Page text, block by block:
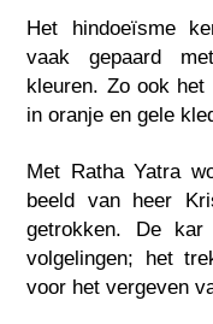
Het hindoeïsme
vaak gepaard
kleuren. Zo ook het
in oranje en gele
Met Ratha Yatra
beeld van heer
getrokken. De kar
volgelingen; het
voor het vergeven